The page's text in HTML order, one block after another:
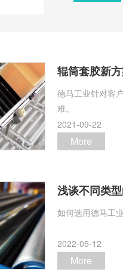
辊筒套胶新
德马工业针对客
难。
2021-09-22
More
浅谈不同类
如何选用德马工
2022-05-12
More